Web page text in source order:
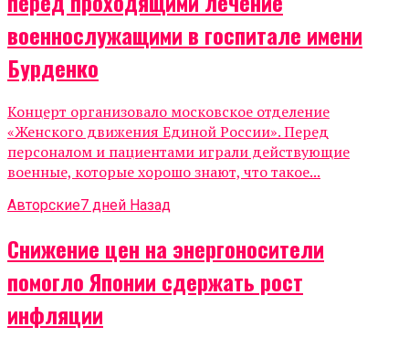
военнослужащими в госпитале имени
Бурденко
Концерт организовало московское отделение
«Женского движения Единой России». Перед
персоналом и пациентами играли действующие
военные, которые хорошо знают, что такое...
Авторские7 дней Назад
Снижение цен на энергоносители
помогло Японии сдержать рост
инфляции